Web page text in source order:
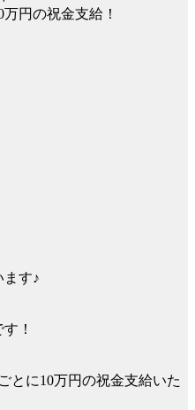
円の祝金支給！
す♪
！
とに10万円の祝金支給いた